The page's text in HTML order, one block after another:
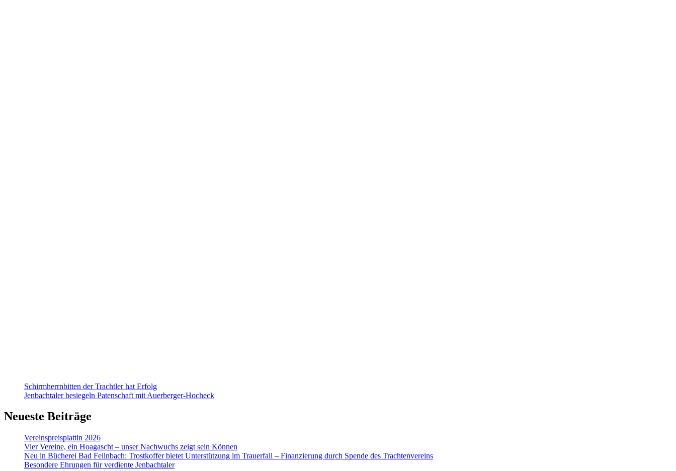
Schirmherrnbitten der Trachtler hat Erfolg
Jenbachtaler besiegeln Patenschaft mit Auerberger-Hocheck
Neueste Beiträge
Vereinspreisplattln 2026
Vier Vereine, ein Hoagascht – unser Nachwuchs zeigt sein Können
Neu in Bücherei Bad Feilnbach: Trostkoffer bietet Unterstützung im Trauerfall – Finanzierung durch Spende des Trachtenvereins
Besondere Ehrungen für verdiente Jenbachtaler